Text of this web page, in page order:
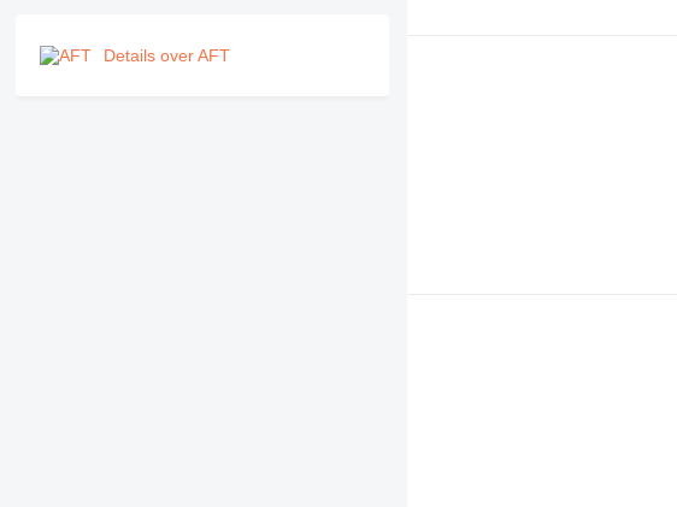
Details over AFT